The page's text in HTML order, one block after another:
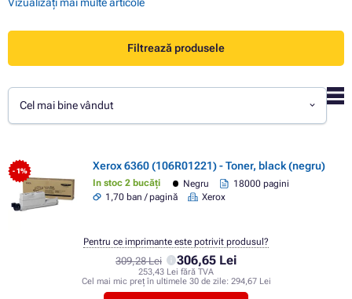
Filtrează produsele
Cel mai bine vândut
- 1% Xerox 6360 (106R01221) - Toner, black (negru)
In stoc 2 bucăți Negru
18000 pagini
1,70 ban / pagină
Xerox
309,28 Lei 306,65 Lei
253,43 Lei fără TVA
Cel mai mic preț în ultimele 30 de zile: 294,67 Lei
Pentru ce imprimante este potrivit produsul?